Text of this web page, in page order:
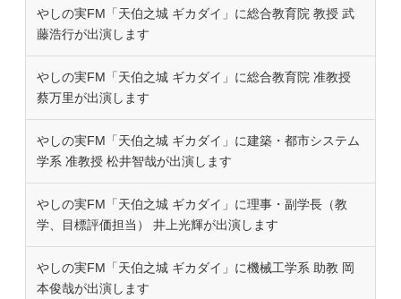
やしの実FM「天伯之城 ギカダイ」に総合教育院 教授 武
藤浩行が出演します
やしの実FM「天伯之城 ギカダイ」に総合教育院 准教授
蔡万里が出演します
やしの実FM「天伯之城 ギカダイ」に建築・都市システム
学系 准教授 松井智哉が出演します
やしの実FM「天伯之城 ギカダイ」に理事・副学長（教
学、目標評価担当） 井上光輝が出演します
やしの実FM「天伯之城 ギカダイ」に機械工学系 助教 岡
本俊哉が出演します